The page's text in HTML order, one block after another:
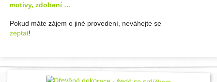
motivy, zdobení …
Pokud máte zájem o jiné provedení, neváhejte se
zeptat!